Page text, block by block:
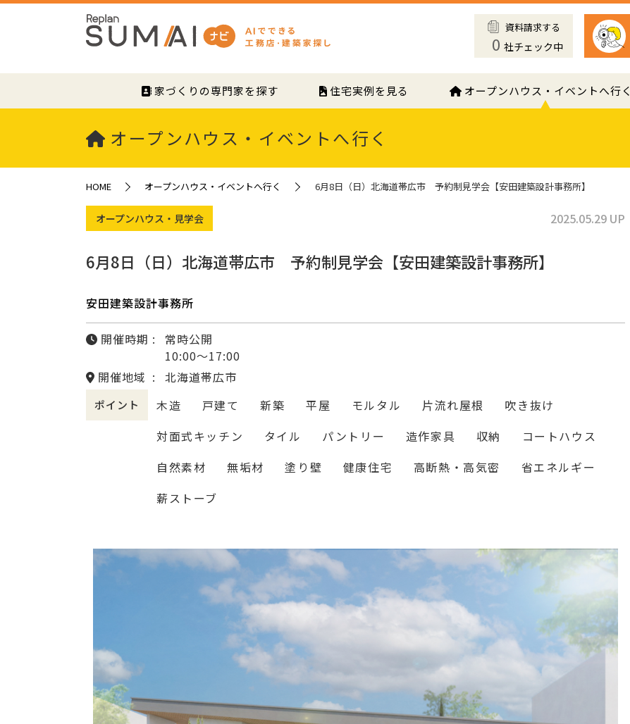
資料請求する
0 社チェック中
家づくりの専門家を探す 住宅実例を見る オープンハウス・イベントへ行く
オープンハウス・イベントへ行く
HOME オープンハウス・イベントへ行く 6月8日（日）北海道帯広市 予約制見学会【安田建築設計事務所】
オープンハウス・見学会 2025.05.29 UP
6月8日（日）北海道帯広市 予約制見学会【安田建築設計事務所】
安田建築設計事務所
開催時期
常時公開
10:00〜17:00
開催地域
北海道帯広市
ポイント 木造 戸建て 新築 平屋 モルタル 片流れ屋根
吹き抜け
対面式キッチン
タイル パントリー 造作家具 収納
コートハウス
自然素材
無垢材 塗り壁 健康住宅 高断熱・高気密
省エネルギー
薪ストーブ